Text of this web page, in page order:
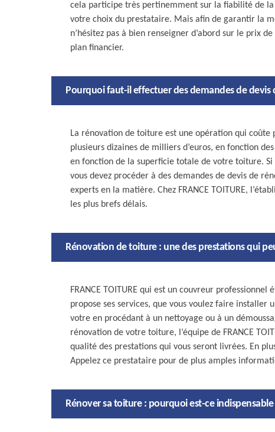
cela participe très pertinemment sur la fiabilité de
votre choix du prestataire. Mais afin de garantir la
n’hésitez pas à bien renseigner d’abord sur le prix
plan financier.
Pourquoi faut-il effectuer des demandes de
La rénovation de toiture est une opération qui
plusieurs dizaines de milliers d’euros, en fonction
en fonction de la superficie totale de votre toiture.
vous devez procéder à des demandes de devis de
experts en la matière. Chez FRANCE TOITURE,
les plus brefs délais.
Rénovation de toiture : une des prestations qui
FRANCE TOITURE qui est un couvreur
propose ses services, que vous voulez faire
votre en procédant à un nettoyage ou à un
rénovation de votre toiture, l’équipe de FRANCE
qualité des prestations qui vous seront livrées. En
Appelez ce prestataire pour de plus amples
Rénover sa toiture : pourquoi est-ce indispensable